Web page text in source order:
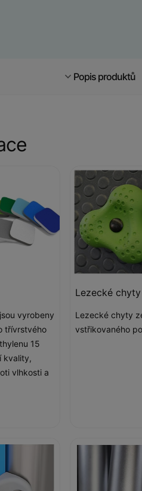
Popis produktů
vyrobeny
třívrstvého
15
kvality,
vlhkosti a
Lezecké chyty
Lezecké chyty
vstřikovaného